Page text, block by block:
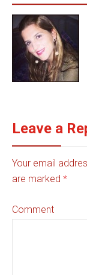
Leave a
Your email
are marked *
Comment